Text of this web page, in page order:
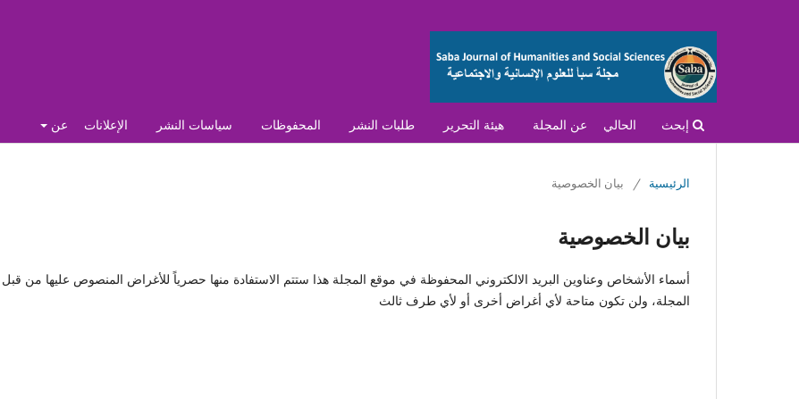
الحالي عن المجلة هيئة التحرير طلبات النشر المحفوظات سياسات النشر الإعلانات عن إبحث
الرئيسية / بيان الخصوصية
بيان الخصوصية
أسماء الأشخاص وعناوين البريد الالكتروني المحفوظة في موقع المجلة هذا ستتم الاستفادة منها حصرياً للأغراض المنصوص عليها من قبل
المجلة، ولن تكون متاحة لأي أغراض أخرى أو لأي طرف ثالث